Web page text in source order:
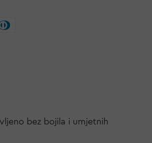
bez bojila i umjetnih